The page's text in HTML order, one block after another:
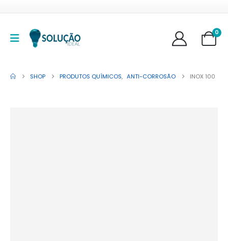
0
SHOP PRODUTOS QUÍMICOS, ANTI-CORROSÃO INOX 100